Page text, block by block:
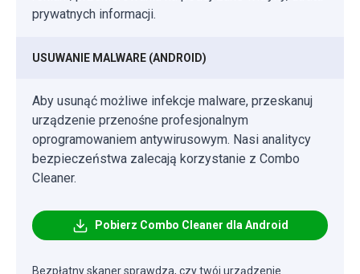
prywatnych informacji.
USUWANIE MALWARE (ANDROID)
Aby usunąć możliwe infekcje malware, przeskanuj
urządzenie przenośne profesjonalnym
oprogramowaniem antywirusowym. Nasi analitycy
bezpieczeństwa zalecają korzystanie z Combo
Cleaner.
Pobierz Combo Cleaner dla Android
Bezpłatny skaner sprawdza, czy twój urządzenie